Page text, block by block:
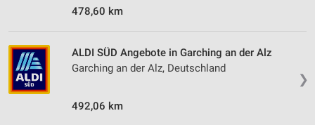
478,60 km
❯
ALDI SÜD Angebote in Garching an der Alz
Garching an der Alz, Deutschland
492,06 km